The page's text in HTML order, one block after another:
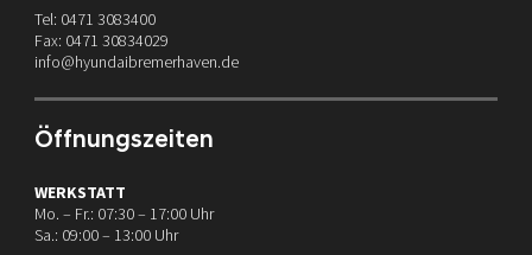
Tel: 0471 3083400
Fax: 0471 30834029
info@hyundaibremerhaven.de
Öffnungszeiten
WERKSTATT
Mo. – Fr.: 07:30 – 17:00 Uhr
Sa.: 09:00 – 13:00 Uhr